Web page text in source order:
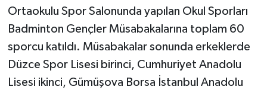
Ortaokulu Spor Salonunda yapılan Okul Sporları
Badminton Gençler Müsabakalarına toplam 60
sporcu katıldı. Müsabakalar sonunda erkeklerde
Düzce Spor Lisesi birinci, Cumhuriyet Anadolu
Lisesi ikinci, Gümüşova Borsa İstanbul Anadolu